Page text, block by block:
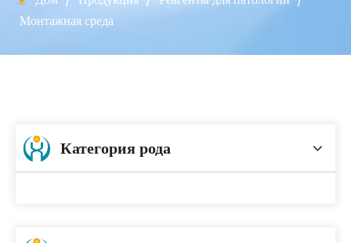
Монтажная среда
Категория рода